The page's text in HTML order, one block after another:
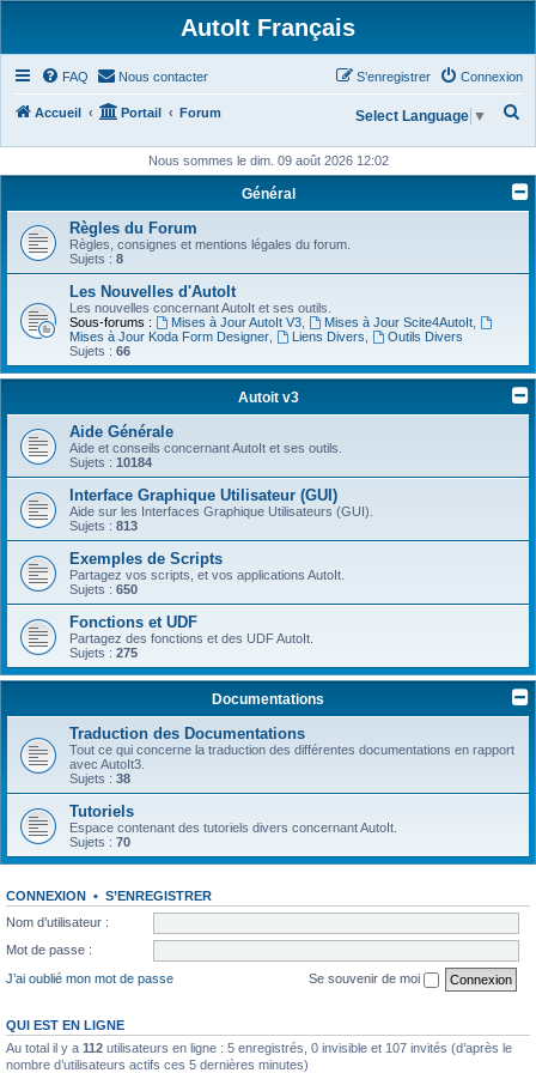
AutoIt Français
FAQ Nous contacter Connexion
S’enregistrer
Accueil Portail Forum
h
r
Select Language ▼
Nous sommes le dim. 09 août 2026 12:02
Général
Règles du Forum
Règles, consignes et mentions légales du forum.
Sujets : 8
Les Nouvelles d'AutoIt
Les nouvelles concernant AutoIt et ses outils.
Sous-forums :
Mises à Jour AutoIt V3, Mises à Jour Scite4AutoIt,
Mises à Jour Koda Form Designer
Liens Divers
Outils Divers
Sujets : 66
Autoit v3
Aide Générale
Aide et conseils concernant AutoIt et ses outils.
Sujets : 10184
Interface Graphique Utilisateur (GUI)
Aide sur les Interfaces Graphique Utilisateurs (GUI).
Sujets : 813
Exemples de Scripts
Partagez vos scripts, et vos applications AutoIt.
Sujets : 650
Fonctions et UDF
Partagez des fonctions et des UDF AutoIt.
Sujets : 275
Documentations
Traduction des Documentations
Tout ce qui concerne la traduction des différentes documentations en rapport
avec AutoIt3.
Sujets : 38
Tutoriels
Espace contenant des tutoriels divers concernant AutoIt.
Sujets : 70
CONNEXION • S’ENREGISTRER
Nom d’utilisateur :
Mot de passe :
J’ai oublié mon mot de passe
Se souvenir de moi
QUI EST EN LIGNE
Au total il y a 112 utilisateurs en ligne : 5 enregistrés, 0 invisible et 107 invités (d’après le
nombre d’utilisateurs actifs ces 5 dernières minutes)